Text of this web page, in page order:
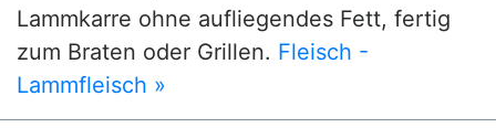
Lammkarre ohne aufliegendes Fett, fertig
zum Braten oder Grillen. Fleisch -
Lammfleisch »